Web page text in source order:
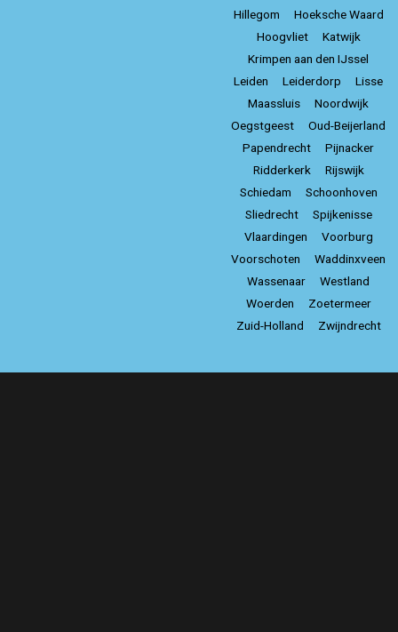
Hillegom
Hoeksche Waard
Hoogvliet
Katwijk
Krimpen aan den IJssel
Leiden
Leiderdorp
Lisse
Maassluis
Noordwijk
Oegstgeest
Oud-Beijerland
Papendrecht
Pijnacker
Ridderkerk
Rijswijk
Schiedam
Schoonhoven
Sliedrecht
Spijkenisse
Vlaardingen
Voorburg
Voorschoten
Waddinxveen
Wassenaar
Westland
Woerden
Zoetermeer
Zuid-Holland
Zwijndrecht